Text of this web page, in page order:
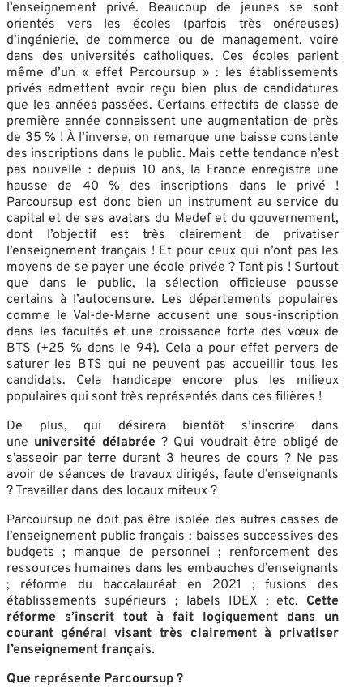
l’enseignement privé. Beaucoup de jeunes se sont
orientés vers les écoles (parfois très onéreuses)
d’ingénierie, de commerce ou de management, voire
dans des universités catholiques. Ces écoles parlent
même d’un « effet Parcoursup » : les établissements
privés admettent avoir reçu bien plus de candidatures
que les années passées. Certains effectifs de classe de
première année connaissent une augmentation de près
de 35 % ! À l’inverse, on remarque une baisse constante
des inscriptions dans le public. Mais cette tendance n’est
pas nouvelle : depuis 10 ans, la France enregistre une
hausse de 40 % des inscriptions dans le privé !
Parcoursup est donc bien un instrument au service du
capital et de ses avatars du Medef et du gouvernement,
dont l’objectif est très clairement de privatiser
l’enseignement français ! Et pour ceux qui n’ont pas les
moyens de se payer une école privée ? Tant pis ! Surtout
que dans le public, la sélection officieuse pousse
certains à l’autocensure. Les départements populaires
comme le Val-de-Marne accusent une sous-inscription
dans les facultés et une croissance forte des vœux de
BTS (+25 % dans le 94). Cela a pour effet pervers de
saturer les BTS qui ne peuvent pas accueillir tous les
candidats. Cela handicape encore plus les milieux
populaires qui sont très représentés dans ces filières !
De plus, qui désirera bientôt s’inscrire dans
une université délabrée ? Qui voudrait être obligé de
s’asseoir par terre durant 3 heures de cours ? Ne pas
avoir de séances de travaux dirigés, faute d’enseignants
? Travailler dans des locaux miteux ?
Parcoursup ne doit pas être isolée des autres casses de
l’enseignement public français : baisses successives des
budgets ; manque de personnel ; renforcement des
ressources humaines dans les embauches d’enseignants
; réforme du baccalauréat en 2021 ; fusions des
établissements supérieurs ; labels IDEX ; etc. Cette
réforme s’inscrit tout à fait logiquement dans un
courant général visant très clairement à privatiser
l’enseignement français.
Que représente Parcoursup ?